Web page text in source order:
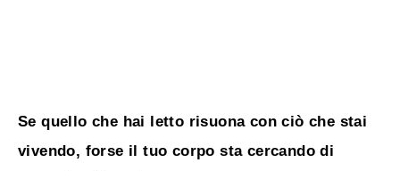
Se quello che hai letto risuona con ciò che stai
vivendo, forse il tuo corpo sta cercando di